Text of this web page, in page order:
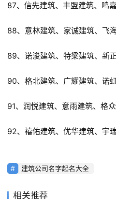
87、信先建筑、丰盟建筑、鸣
88、意林建筑、家诚建筑、飞
89、诺浚建筑、特梁建筑、新
90、格北建筑、广耀建筑、诺
91、润悦建筑、意雨建筑、格
92、禧佑建筑、优华建筑、宇
建筑公司名字起名大全
相关推荐